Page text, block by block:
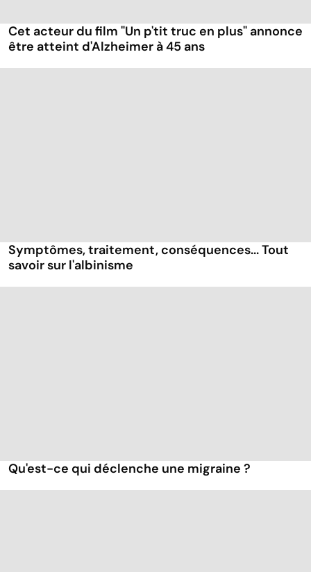
Cet acteur du film "Un p'tit truc en plus" annonce
être atteint d'Alzheimer à 45 ans
Symptômes, traitement, conséquences... Tout
savoir sur l'albinisme
Qu'est-ce qui déclenche une migraine ?